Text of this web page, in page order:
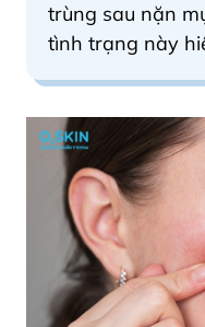
trùng sau nặn
tình trạng này